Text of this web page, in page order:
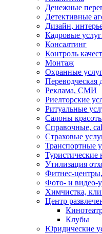
Денежные
Детективные
Дизайн,
Кадровые
Консалтинг
Контроль
Монтаж
Охранные
Переводческая
Реклама, СМИ
Риелторские
Ритуальные
Салоны
Справочные,
Страховые
Транспортные
Туристические
Утилизация
Фитнес-
Фото- и видео-
Химчистка,
Центр
Клубы
Юридические